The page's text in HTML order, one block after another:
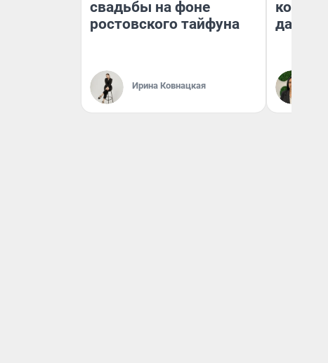
свадьбы на фоне
ростовского тайфуна
Ирина Ковнацкая
даже